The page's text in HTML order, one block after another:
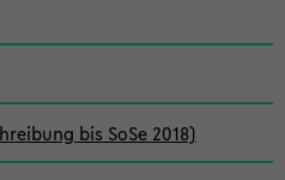
bis SoSe 2018)